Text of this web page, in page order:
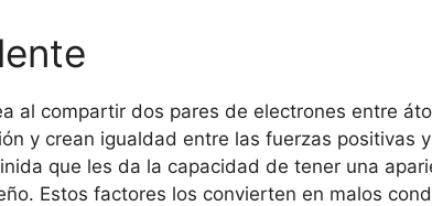
al compartir dos pares de electrones entre
y crean igualdad entre las fuerzas positivas
que les da la capacidad de tener una
Estos factores los convierten en malos